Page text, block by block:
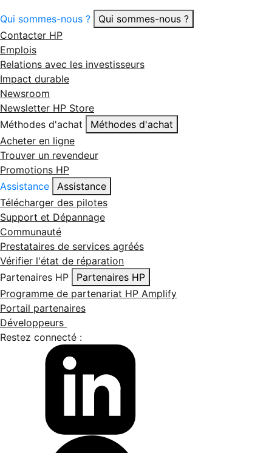
Qui sommes-nous ?
Qui sommes-nous ?
Contacter HP
Emplois
Relations avec les investisseurs
Impact durable
Newsroom
Newsletter HP Store
Méthodes d'achat
Méthodes d'achat
Acheter en ligne
Trouver un revendeur
Promotions HP
Assistance
Assistance
Télécharger des pilotes
Support et Dépannage
Communauté
Prestataires de services agréés
Vérifier l'état de réparation
Partenaires HP
Partenaires HP
Programme de partenariat HP Amplify
Portail partenaires
Développeurs
Restez connecté :